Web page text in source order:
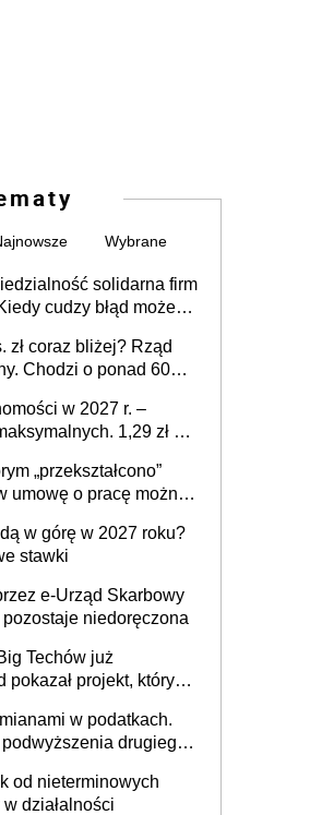
Wybrane
solidarna firm
cudzy błąd może
zł coraz bliżej? Rząd
Chodzi o ponad 60
w 2027 r. –
1,29 zł za
z
gospodarczej
„przekształcono”
umowę o pracę można
jedynym
w górę w 2027 roku?
stawki
e-Urząd Skarbowy
niedoręczona
Techów już
pokazał projekt, który
w podatkach.
drugiego
od nieterminowych
działalności